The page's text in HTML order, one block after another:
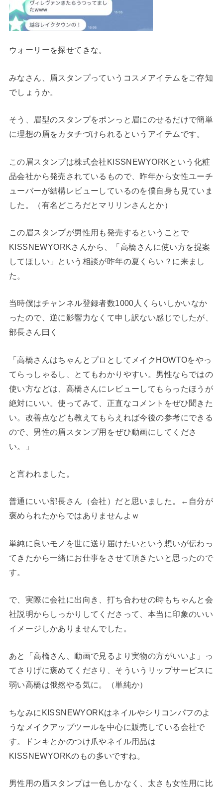
ウォーリーを探せてきな。
みなさん、眉スタンプっていうコスメアイテムをご存知
でしょうか。
そう、眉型のスタンプをポンっと眉にのせるだけで簡単
に理想の眉をカタチづけられるというアイテムです。
この眉スタンプは株式会社KISSNEWYORKという化粧
品会社から発売されているもので、昨年から女性ユーチ
ューバーが結構レビューしているのを僕自身も見ていま
した。（有名どころだとマリリンさんとか）
この眉スタンプが男性用も発売するということで
KISSNEWYORKさんから、「高橋さんに使い方を提案
してほしい」という相談が昨年の夏くらい？に来まし
た。
当時僕はチャンネル登録者数1000人くらいしかいなか
ったので、逆に影響力なくて申し訳ない感じでしたが、
部長さん曰く
「高橋さんはちゃんとプロとしてメイクHOWTOをやっ
てらっしゃるし、とてもわかりやすい。男性ならではの
使い方などは、高橋さんにレビューしてもらったほうが
絶対にいい。使ってみて、正直なコメントをぜひ聞きた
い。改善点なども教えてもらえれば今後の参考にできる
ので、男性の眉スタンプ用をぜひ動画にしてくださ
い。」
と言われました。
普通にいい部長さん（会社）だと思いました。←自分が
褒められたからではありませんよｗ
単純に良いモノを世に送り届けたいという想いが伝わっ
てきたから一緒にお仕事をさせて頂きたいと思ったので
す。
で、実際に会社に出向き、打ち合わせの時もちゃんと会
社説明からしっかりしてくださって、本当に印象のいい
イメージしかありませんでした。
あと「高橋さん、動画で見るより実物の方がいいよ」っ
てさりげに褒めてくださり、そういうリップサービスに
弱い高橋は俄然やる気に。（単純か）
ちなみにKISSNEWYORKはネイルやシリコンパフのよ
うなメイクアップツールを中心に販売している会社で
す。ドンキとかのつけ爪やネイル用品は
KISSNEWYORKのもの多いですね。
男性用の眉スタンプは一色しかなく、太さも女性用に比